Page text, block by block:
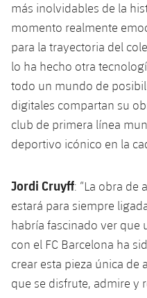
más inolvidables de la
momento realmente
para la trayectoria del
lo ha hecho otra
todo un mundo de
digitales compartan su
club de primera línea
deportivo icónico en la
Jordi Cruyff: “La obra de
estará para siempre
habría fascinado ver que
con el FC Barcelona ha
crear esta pieza única de
que se disfrute, admire y